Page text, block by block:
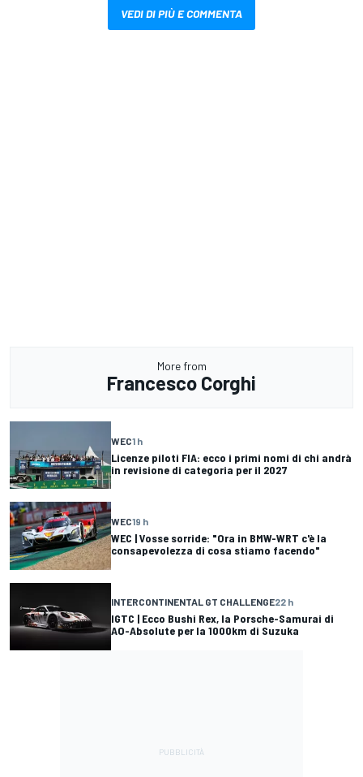
VEDI DI PIÙ E COMMENTA
More from
Francesco Corghi
WEC1 h
Licenze piloti FIA: ecco i primi nomi di chi andrà
in revisione di categoria per il 2027
WEC19 h
WEC | Vosse sorride: "Ora in BMW-WRT c'è la
consapevolezza di cosa stiamo facendo"
INTERCONTINENTAL GT CHALLENGE22 h
IGTC | Ecco Bushi Rex, la Porsche-Samurai di
AO-Absolute per la 1000km di Suzuka